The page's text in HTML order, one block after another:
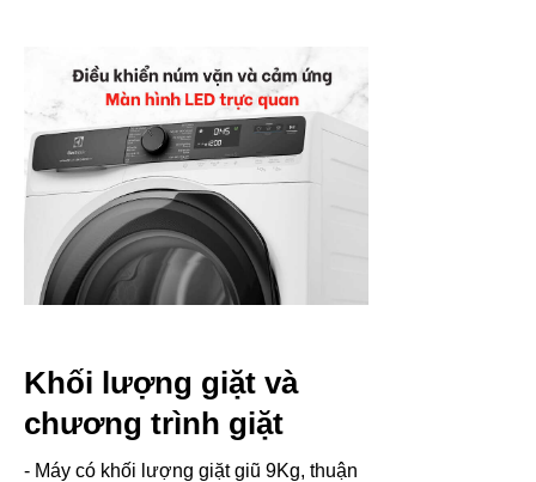
Khối lượng giặt và
chương trình giặt
- Máy có khối lượng giặt giũ 9Kg, thuận